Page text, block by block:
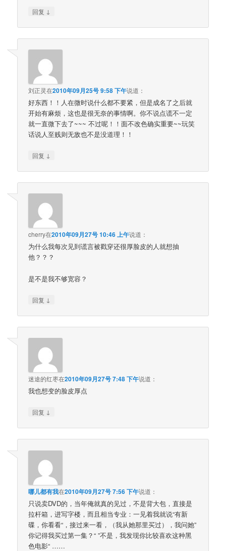
回复 ↓
刘正灵在2010年09月25号 9:58 下午说道：
好东西！！人在微时说什么都不要紧，但是成名了之后就
开始有麻烦，这也是很无奈的事情啊。你不说点谎不一定
就一直微下去了~~~ 不过呢！！面不改色确实重要~~玩笑
话说人至贱则无敌也不是没道理！！
回复 ↓
cherry在2010年09月27号 10:46 上午说道：
为什么我每次见到谎言被戳穿还很厚脸皮的人就想抽
他？？？
是不是我不够宽容？
回复 ↓
迷途的红枣在2010年09月27号 7:48 下午说道：
我也想变的脸皮厚点
回复 ↓
哪儿都有我在2010年09月27号 7:56 下午说道：
只说卖DVD的，当年俺就真的见过，不是背大包，直接是
拉杆箱，进写字楼，而且相当专业：一见着我就说“有新
碟，你看看“，接过来一看，（我从她那里买过），我问她”
你记得我买过第一集？“ ”不是，我发现你比较喜欢这种黑
色电影“ ……